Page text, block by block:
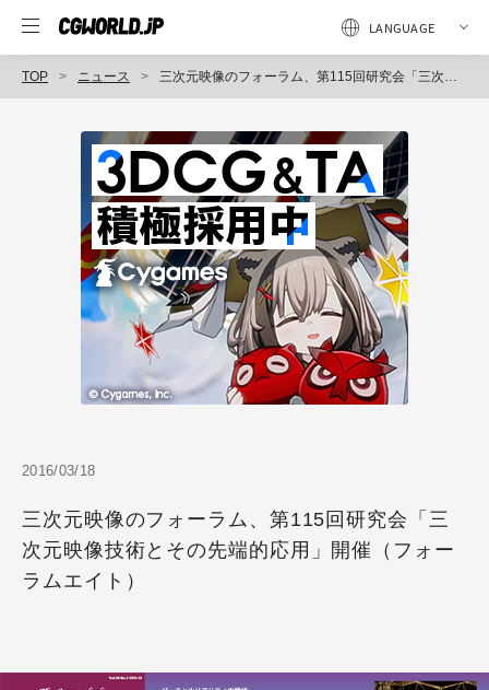
TOP ニュース 三次元映像のフォーラム、第115回研究会「三次元映像技術とその先端的応用」開催（フォーラムエイト）
2016/03/18
三次元映像のフォーラム、第115回研究会「三
次元映像技術とその先端的応用」開催（フォー
ラムエイト）